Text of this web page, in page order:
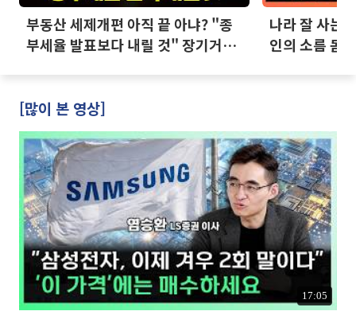
부동산 세제개편 아직 끝 아냐? "종
부세율 발표보다 내릴 것" 장기거주
나라 잘 사는
인의 소름 돋
[많이 본 영상]
17:05